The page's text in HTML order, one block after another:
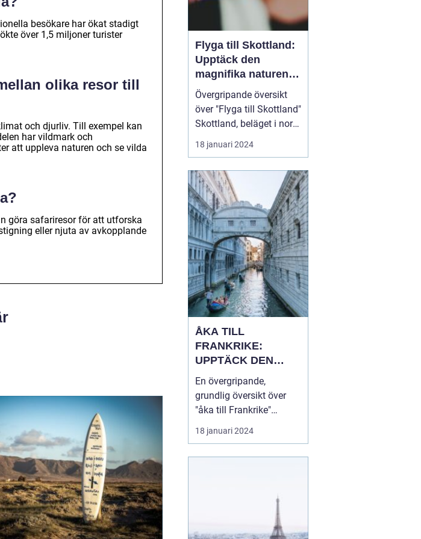
besökare har ökat stadigt
över 1,5 miljoner turister
olika resor till
och djurliv. Till exempel kan
har vildmark och
att uppleva naturen och se vilda
göra safariresor för att utforska
eller njuta av avkopplande
Flyga till Skottland:
Upptäck den
magnifika naturen
och rika historien
Övergripande översikt
över "Flyga till Skottland"
Skottland, beläget i norra
delen av Storbritannien,
har länge fascinerat
spektakulära natur,
historiska sevärdheter
och unika kultur. Att
flyga till Skottland är ett
populärt val fö...
18 januari 2024
ÅKA TILL
FRANKRIKE:
UPPTÄCK DEN
MÅNGFALDIGA
SKÖNHETEN
En övergripande,
grundlig översikt över
"åka till Frankrike"
Franska republiken, känt
som Frankrike, lockar
turistdestinationerna i
världen har Frankrike en
18 januari 2024